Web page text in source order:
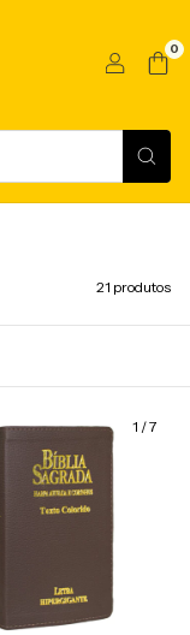
0
21 produtos
1 /7